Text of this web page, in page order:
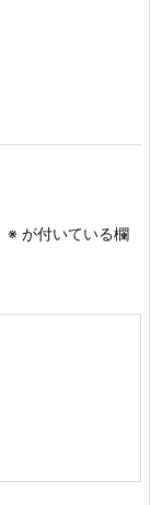
※ が付いている欄